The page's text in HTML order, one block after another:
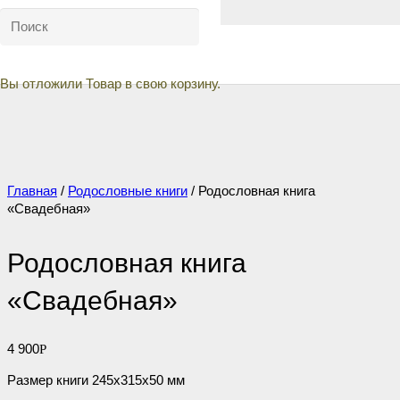
Вы отложилиТоварв свою корзину.
Главная / Родословные книги / Родословная книга
«Свадебная»
Родословная книга
«Свадебная»
4 900Р
Размер книги 245х315х50 мм